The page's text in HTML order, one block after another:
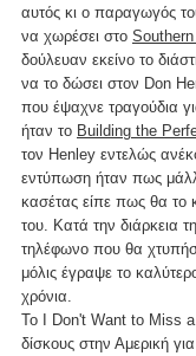
αυτός κι ο παραγωγός
να χωρέσει στο
δούλευαν εκείνο το
να το δώσει στον Don
που έψαχνε τραγούδια
ήταν το Building the
τον Henley εντελώς
εντύπωση ήταν πως
κασέτας είπε πως θα το
του. Κατά την διάρκεια
τηλέφωνο που θα
μόλις έγραψε το
χρόνια.
Το I Don't Want to Miss a
δίσκους στην Αμερική